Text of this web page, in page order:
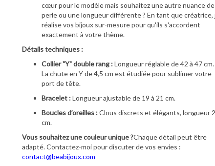
cœur pour le modèle mais souhaitez une autre nuance de
perle ou une longueur différente ? En tant que créatrice,
réalise vos bijoux sur-mesure pour qu'ils s'accordent
exactement à votre thème.
Détails techniques :
Collier "Y" double rang :Longueur réglable de 42 à 47 cm.
La chute en Y de 4,5 cm est étudiée pour sublimer votre
port de tête.
Bracelet :Longueur ajustable de 19 à 21 cm.
Boucles d’oreilles :Clous discrets et élégants, longueur 2
cm.
Vous souhaitez une couleur unique ?Chaque détail peut être
adapté. Contactez-moi pour discuter de vos envies :
contact@beabijoux.com